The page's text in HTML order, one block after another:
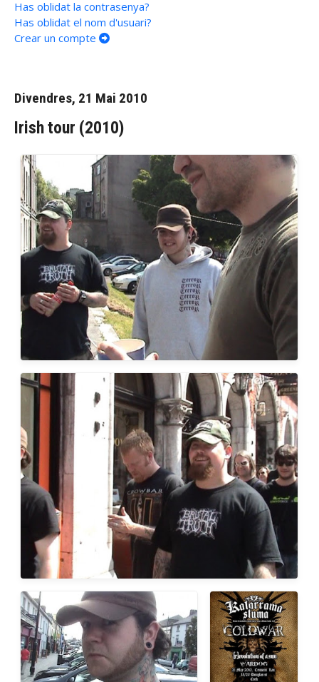
Has oblidat la contrasenya?
Has oblidat el nom d'usuari?
Crear un compte
Divendres, 21 Mai 2010
Irish tour (2010)